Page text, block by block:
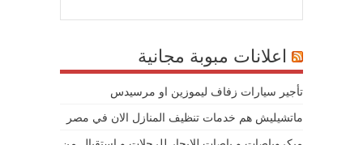
اعلانات مبوبة مجانية
تأجير سيارات زفاف ليموزين او مرسيدس
ماتشيليش هم خدمات تنظيف المنازل الان في مصر